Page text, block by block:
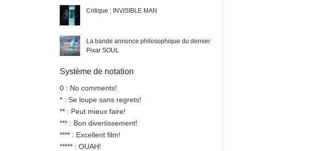
Critique : INVISIBLE MAN
La bande annonce philosophique du dernier
Pixar SOUL
Système de notation
0 : No comments!
* : Se loupe sans regrets!
** : Peut mieux faire!
*** : Bon divertissement!
**** : Excellent film!
***** : OUAH!